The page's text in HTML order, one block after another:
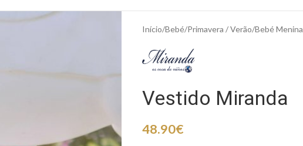
Início Bebé Primavera / Verão Bebé Menina
Vestido Miranda
48.90€